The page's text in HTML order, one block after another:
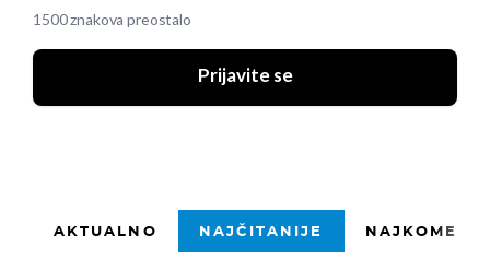
1500 znakova preostalo
Prijavite se
AKTUALNO NAJČITANIJE